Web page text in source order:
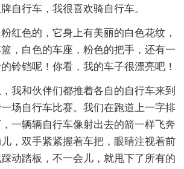
自行车，我很喜欢骑自行车。
红色的，它身上有美丽的白色花纹，
，白色的车座，粉色的把手，还有一
铃铛呢！你看，我的车子很漂亮吧！
我和伙伴们都推着各自的自行车来到
场自行车比赛。我们在跑道上一字排
一辆辆自行车像射出去的箭一样飞奔
，双手紧紧握着车把，眼睛注视着前
动踏板，不一会儿，就甩下了所有的